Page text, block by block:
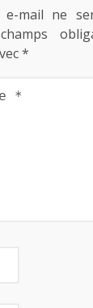
e-mail ne
*